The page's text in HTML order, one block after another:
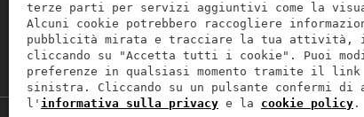
REA 166179 Verona -Cap. Soc. € 10.000.000 i.v. -
Posiz. meccanogr. VR 002505
terze parti per servizi aggiuntivi come la
Alcuni cookie potrebbero raccogliere
pubblicità mirata e tracciare la tua attività,
cliccando su "Accetta tutti i cookie". Puoi
preferenze in qualsiasi momento tramite il link
sinistra. Cliccando su un pulsante confermi di
l' informativa sulla privacy e la cookie policy .